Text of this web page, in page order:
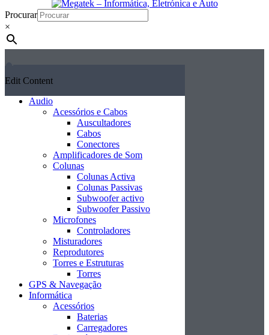
Procurar
×
Edit Content
Audio
Acessórios e Cabos
Auscultadores
Cabos
Conectores
Amplificadores de Som
Colunas
Colunas Activa
Colunas Passivas
Subwoofer activo
Subwoofer Passivo
Microfones
Controladores
Misturadores
Reprodutores
Torres e Estruturas
Torres
GPS & Navegação
Informática
Acessórios
Baterias
Carregadores